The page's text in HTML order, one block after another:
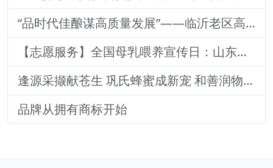
“品时代佳酿谋高质量发展”——临沂老区高质量发展论坛暨贵州茅台酒（精品）主题活动圆满落幕
【志愿服务】全国母乳喂养宣传日：山东医专附属医院志愿者深入社区宣传母乳喂养健康知识
逢源采撷献苍生 巩氏蜂蜜成新宠 和善润物品牌就 养怡之福在沂蒙
品牌从拥有商标开始